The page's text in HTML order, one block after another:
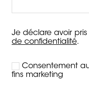
Je déclare avoir
de confidentialité.
Consentement
fins marketing